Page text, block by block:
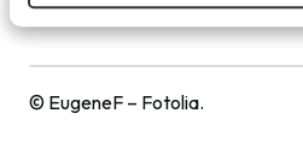
© EugeneF – Fotolia.